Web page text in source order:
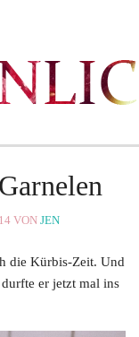
VON JEN
die Kürbis-Zeit. Und
er jetzt mal ins